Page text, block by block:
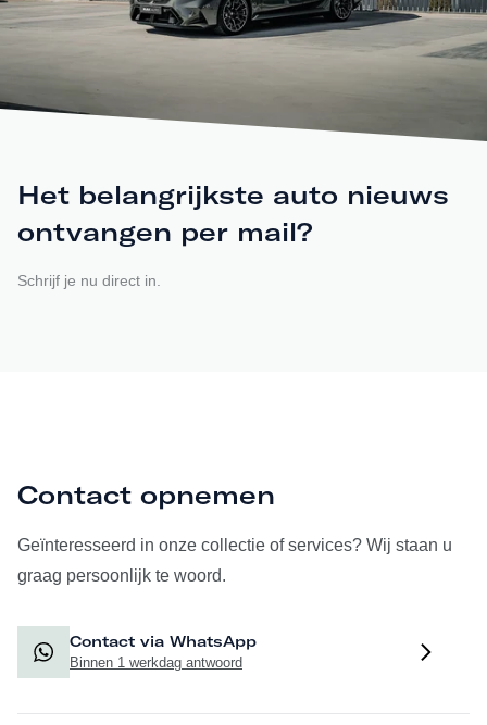
Het belangrijkste auto nieuws
ontvangen per mail?
Schrijf je nu direct in.
Contact opnemen
Geïnteresseerd in onze collectie of services? Wij staan u
graag persoonlijk te woord.
Contact via WhatsApp
Binnen 1 werkdag antwoord